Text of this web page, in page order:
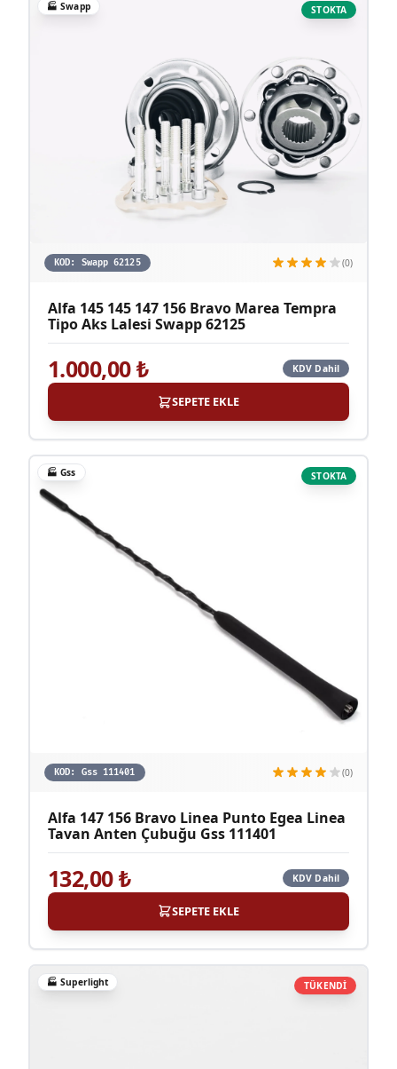
STOKTA
🏭Swapp
KOD: Swapp 62125 (0)
Alfa 145 145 147 156 Bravo Marea Tempra
Tipo Aks Lalesi Swapp 62125
1.000,00₺ KDV Dahil
SEPETE EKLE
STOKTA
🏭Gss
KOD: Gss 111401 (0)
Alfa 147 156 Bravo Linea Punto Egea Linea
Tavan Anten Çubuğu Gss 111401
132,00₺ KDV Dahil
SEPETE EKLE
TÜKENDİ
🏭Superlight